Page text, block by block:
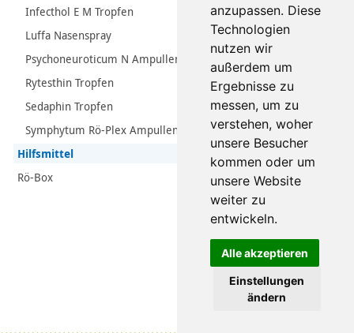
anzupassen. Diese
Technologien
nutzen wir
außerdem um
Ergebnisse zu
messen, um zu
verstehen, woher
unsere Besucher
kommen oder um
unsere Website
weiter zu
entwickeln.
Alle akzeptieren
Einstellungen
ändern
Infecthol E M Tropfen
Luffa Nasenspray
Psychoneuroticum N Ampullen
Rytesthin Tropfen
Sedaphin Tropfen
Symphytum Rö-Plex Ampullen
Hilfsmittel
Rö-Box